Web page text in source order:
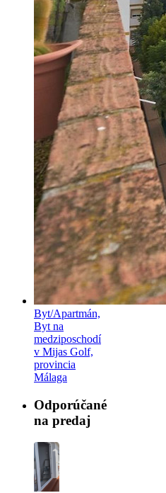
Byt/Apartmán,
Byt na
medziposchodí
v Mijas Golf,
provincia
Málaga
Odporúčané
na predaj